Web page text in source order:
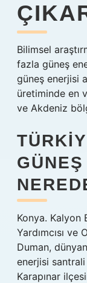
Bilimsel
fazla güneş
güneş enerjisi
üretiminde en
ve Akdeniz
Konya. Kalyon
Yardımcısı
Duman,
enerjisi santrali
Karapınar